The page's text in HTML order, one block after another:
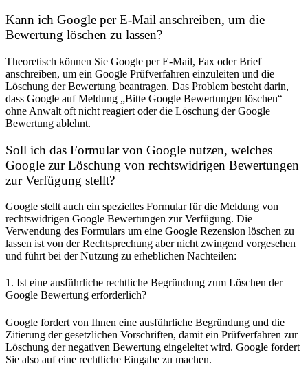
Kann ich Google per E-Mail anschreiben, um die
Bewertung löschen zu lassen?
Theoretisch können Sie Google per E-Mail, Fax oder Brief
anschreiben, um ein Google Prüfverfahren einzuleiten und die
Löschung der Bewertung beantragen. Das Problem besteht darin,
dass Google auf Meldung „Bitte Google Bewertungen löschen“
ohne Anwalt oft nicht reagiert oder die Löschung der Google
Bewertung ablehnt.
Soll ich das Formular von Google nutzen, welches
Google zur Löschung von rechtswidrigen Bewertungen
zur Verfügung stellt?
Google stellt auch ein spezielles Formular für die Meldung von
rechtswidrigen Google Bewertungen zur Verfügung. Die
Verwendung des Formulars um eine Google Rezension löschen zu
lassen ist von der Rechtsprechung aber nicht zwingend vorgesehen
und führt bei der Nutzung zu erheblichen Nachteilen:
1. Ist eine ausführliche rechtliche Begründung zum Löschen der
Google Bewertung erforderlich?
Google fordert von Ihnen eine ausführliche Begründung und die
Zitierung der gesetzlichen Vorschriften, damit ein Prüfverfahren zur
Löschung der negativen Bewertung eingeleitet wird. Google fordert
Sie also auf eine rechtliche Eingabe zu machen.